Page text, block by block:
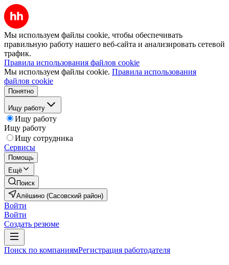
Мы используем файлы cookie, чтобы обеспечивать
правильную работу нашего веб-сайта и анализировать сетевой
трафик.
Правила использования файлов cookie
Мы используем файлы cookie. Правила использования
файлов cookie
Понятно
Ищу работу
Ищу работу
Ищу работу
Ищу сотрудника
Сервисы
Помощь
Ещё
Поиск
Алёшино (Сасовский район)
Войти
Войти
Создать резюме
Поиск по компаниямРегистрация работодателя